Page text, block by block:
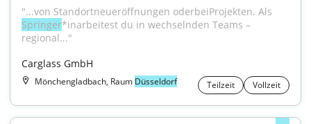
Springer*inarbeitest du in wechselnden Teams –
regional..."
Carglass GmbH
Mönchengladbach, Raum Düsseldorf Teilzeit Vollzeit